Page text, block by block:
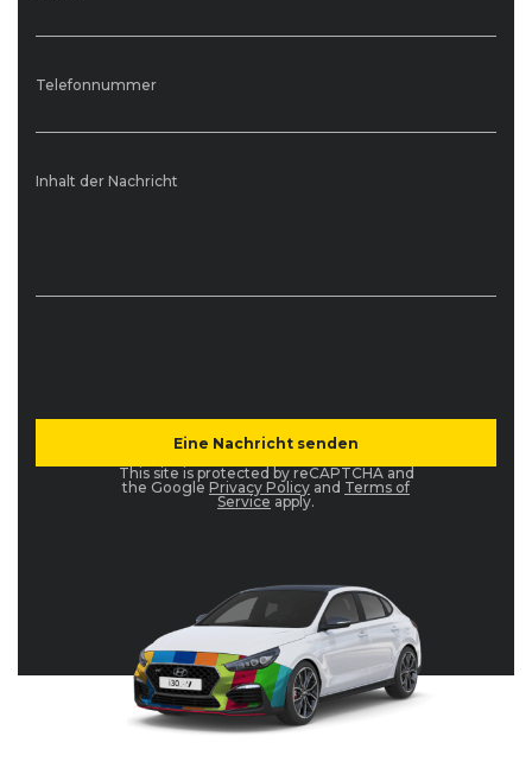
Telefonnummer
Inhalt der Nachricht
This site is protected by reCAPTCHA and
the Google Privacy Policy and Terms of
Service apply.